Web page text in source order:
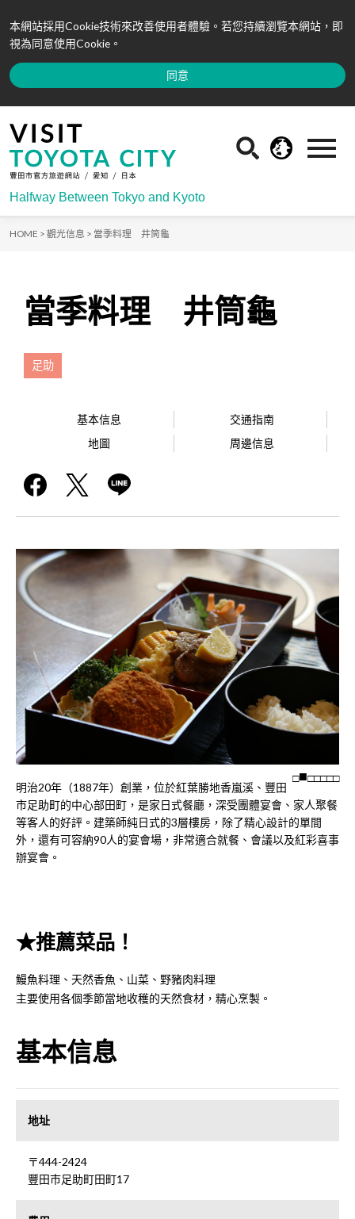
本網站採用Cookie技術來改善使用者體驗。若您持續瀏覽本網站，即
視為同意使用Cookie。
同意
Halfway Between Tokyo and Kyoto
HOME > 觀光信息 > 當季料理 井筒龜
當季料理 井筒龜
足助
基本信息
交通指南
地圖
周邊信息
□ □□□□□
明治20年（1887年）創業，位於紅葉勝地香嵐溪、豐田
市足助町的中心部田町，是家日式餐廳，深受團體宴會、家人聚餐
等客人的好評。建築師純日式的3層樓房，除了精心設計的單間
外，還有可容納90人的宴會場，非常適合就餐、會議以及紅彩喜事
辦宴會。
★推薦菜品！
鰻魚料理、天然香魚、山菜、野豬肉料理
主要使用各個季節當地收穫的天然食材，精心烹製。
基本信息
地址
〒444-2424
豐田市足助町田町17